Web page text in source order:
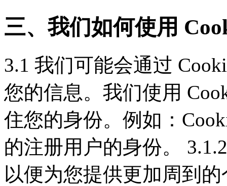
三、我们如何使用
3.1 我们可能会通过
您的信息。我们使用
住您的身份。例如：
的注册用户的身份。
以便为您提供更加周到